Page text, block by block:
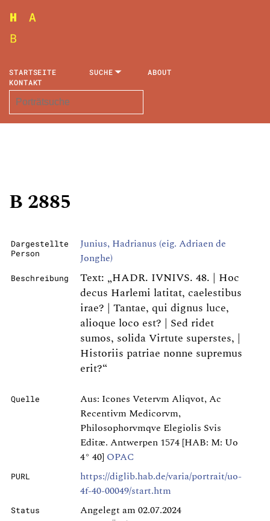
STARTSEITE SUCHE
ABOUT
KONTAKT
B 2885
Dargestellte
Person
Junius, Hadrianus (eig. Adriaen de
Jonghe)
Beschreibung
Text: „HADR. IVNIVS. 48. | Hoc
decus Harlemi latitat, caelestibus
irae? | Tantae, qui dignus luce,
alioque loco est? | Sed ridet
sumos, solida Virtute superstes, |
Historiis patriae nonne supremus
erit?“
Quelle
Aus: Icones Vetervm Aliqvot, Ac
Recentivm Medicorvm,
Philosophorvmqve Elegiolis Svis
Editæ. Antwerpen 1574 [HAB: M: Uo
4° 40] OPAC
PURL
https://diglib.hab.de/varia/portrait/uo-
4f-40-00049/start.htm
Status
Angelegt am 02.07.2024